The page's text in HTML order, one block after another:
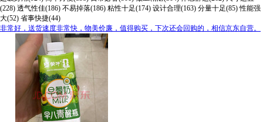
(228) 透气性佳(186) 不易掉落(186) 粘性十足(174) 设计合理(163) 分量十足(85) 性能强
大(52) 省事快捷(44)
非常好，送货速度非常快，物美价廉，值得购买，下次还会回购的，相信京东自营。